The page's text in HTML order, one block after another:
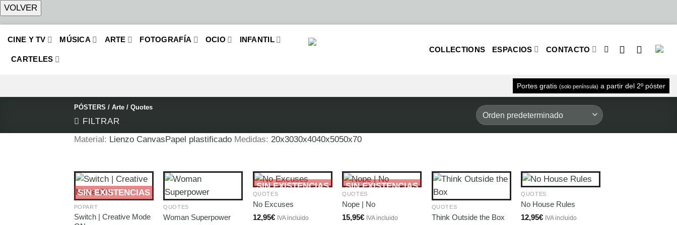
contenido
CINE Y TV MÚSICA ARTE FOTOGRAFÍA OCIO INFANTIL
CARTELES
COLLECTIONS ESPACIOS CONTACTO
Portes gratis (solo península) a partir del 2º póster
PÓSTERS / Arte / Quotes
FILTRAR
Material: Lienzo Canvas Papel plastificado Medidas: 20x3030x4040x5050x70
SIN EXISTENCIAS
POPART
Switch | Creative Mode
QUOTES
Woman Superpower
SIN EXISTENCIAS
QUOTES
No Excuses
12,95€ IVA incluido
SIN EXISTENCIAS
QUOTES
Nope | No
15,95€ IVA incluido
QUOTES
Think Outside the Box
QUOTES
No House Rules
12,95€ IVA incluido